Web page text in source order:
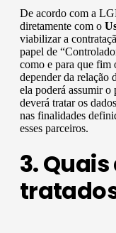
De acordo com a
diretamente com o
viabilizar a
papel de
como e para que fim
depender da relação
ela poderá assumir o
deverá tratar os
nas finalidades
esses parceiros.
3.